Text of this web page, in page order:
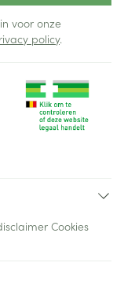
voor onze
policy.
Cookies